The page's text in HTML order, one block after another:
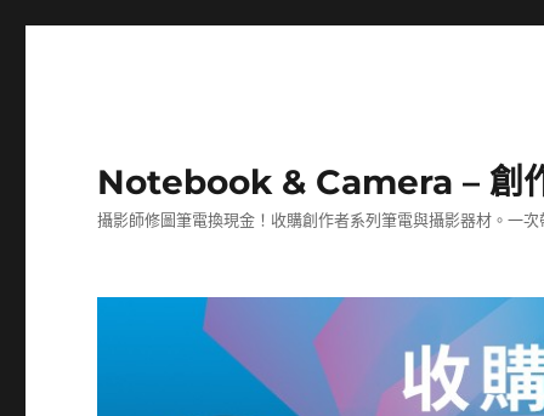
Notebook & Camera – 創
攝影師修圖筆電換現金！收購創作者系列筆電與攝影器材。一